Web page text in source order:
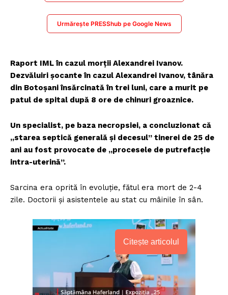
Urmărește PRESShub pe Google News
Raport IML în cazul morții Alexandrei Ivanov.
Dezvăluiri șocante în cazul Alexandrei Ivanov, tânăra
din Botoșani însărcinată în trei luni, care a murit pe
patul de spital după 8 ore de chinuri groaznice.
Un specialist, pe baza necropsiei, a concluzionat că
„starea septică generală și decesul” tinerei de 25 de
ani au fost provocate de „procesele de putrefacție
intra-uterină”.
Sarcina era oprită în evoluție, fătul era mort de 2-4
zile. Doctorii și asistentele au stat cu mâinile în sân.
Citește articolul